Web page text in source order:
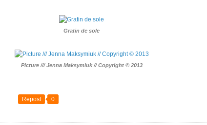
Gratin de sole
Picture /// Jenna Maksymiuk // Copyright © 2013
Repost 0